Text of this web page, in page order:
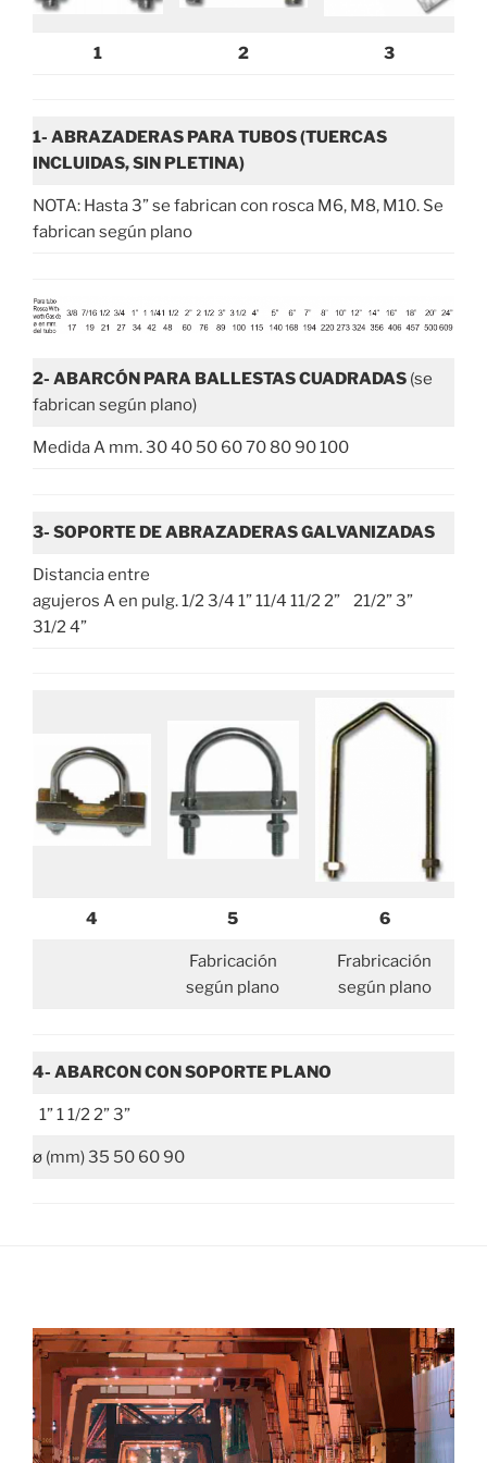
1 2 3
1- ABRAZADERAS PARA TUBOS (TUERCAS
INCLUIDAS, SIN PLETINA)
NOTA: Hasta 3” se fabrican con rosca M6, M8, M10. Se
fabrican según plano
2- ABARCÓN PARA BALLESTAS CUADRADAS (se
fabrican según plano)
Medida A mm. 30 40 50 60 70 80 90 100
3- SOPORTE DE ABRAZADERAS GALVANIZADAS
Distancia entre
agujeros A en pulg. 1/2 3/4 1” 11/4 11/2 2” 21/2” 3”
31/2 4”
4 5 6
Fabricación
según plano
Frabricación
según plano
4- ABARCON CON SOPORTE PLANO
1” 1 1/2 2” 3”
ø (mm) 35 50 60 90